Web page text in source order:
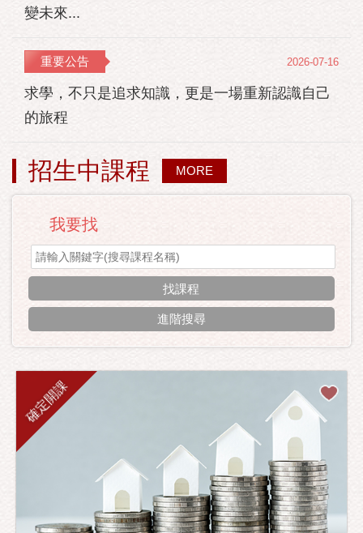
變未來...
重要公告
求學，不只是追求知識，更是一場重新認識自己
的旅程
2026-07-16
招生中課程 MORE
我要找
進階搜尋
確定開課